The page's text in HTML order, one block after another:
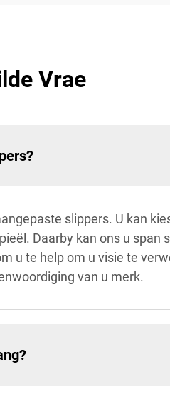
Vrae
slippers. U kan
Daarby kan ons u span
u te help om u visie te
van u merk.